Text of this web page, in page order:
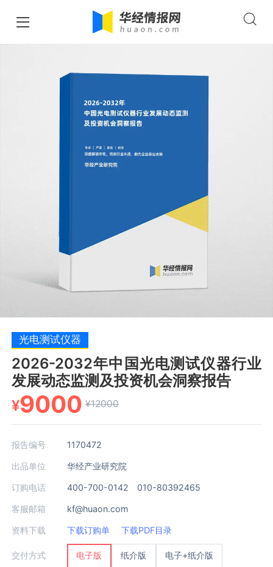
光电测试仪器
2026-2032年中国光电测试仪器行业
发展动态监测及投资机会洞察报告
¥9000 ¥12000
报告编号 1170472
出品单位 华经产业研究院
订购电话 400-700-0142 010-80392465
客服邮箱 kf@huaon.com
资料下载 下载订购单 下载PDF目录
交付方式 电子版 纸介版 电子+纸介版